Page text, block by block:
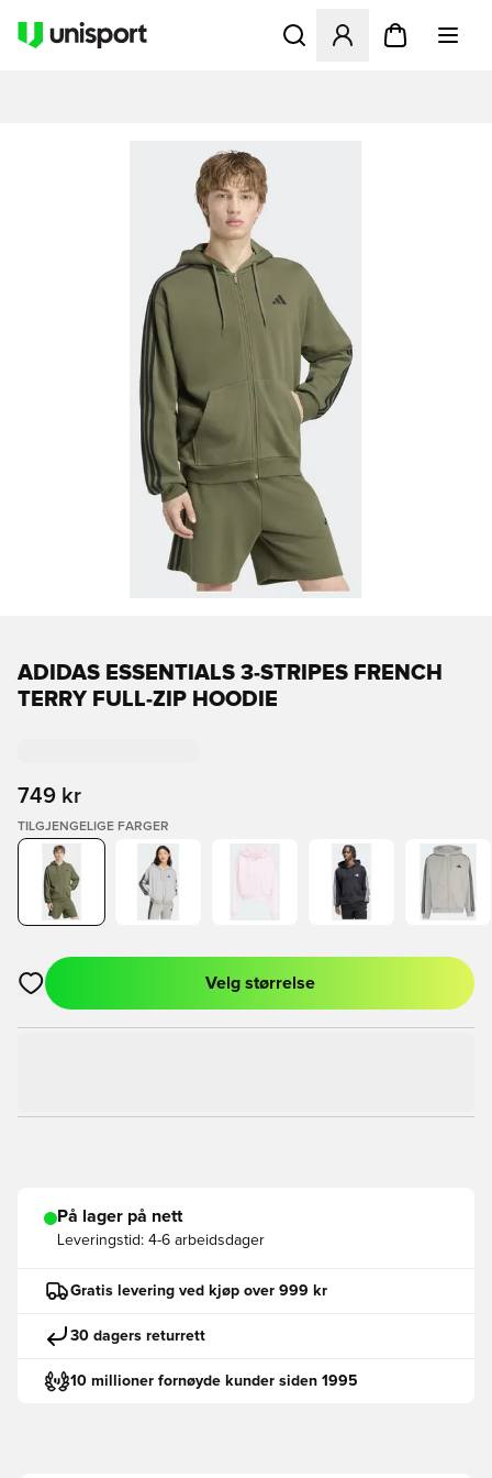
Åpner en Modal for å
ADIDAS ESSENTIALS 3-STRIPES FRENCH
TERRY FULL-ZIP HOODIE
749 kr
TILGJENGELIGE FARGER
Åpner en Modal for å logge inn eller registrere deg som
Velg størrelse
På lager på nett
Leveringstid: 4-6 arbeidsdager
Gratis levering ved kjøp over 999 kr
30 dagers returrett
10 millioner fornøyde kunder siden 1995